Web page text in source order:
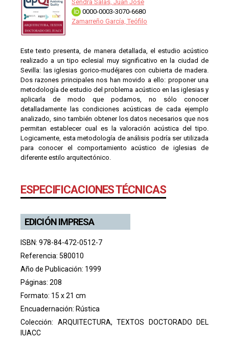
Sendra Salas, Juan José
0000-0003-3070-6680
Zamarreño García, Teófilo
Este texto presenta, de manera detallada, el estudio acústico
realizado a un tipo eclesial muy significativo en la ciudad de
Sevilla: las iglesias gorico-mudéjares con cubierta de madera.
Dos razones principales nos han movido a ello: proponer una
metodología de estudio del problema acústico en las iglesias y
aplicarla de modo que podamos, no sólo conocer
detalladamente las condiciones acústicas de cada ejemplo
analizado, sino también obtener los datos necesarios que nos
permitan establecer cual es la valoración acústica del tipo.
Logicamente, esta metodología de análisis podría ser utilizada
para conocer el comportamiento acústico de iglesias de
diferente estilo arquitectónico.
ESPECIFICACIONES TÉCNICAS
EDICIÓN IMPRESA
ISBN: 978-84-472-0512-7
Referencia: 580010
Año de Publicación: 1999
Páginas: 208
Formato: 15 x 21 cm
Encuadernación: Rústica
Colección: ARQUITECTURA, TEXTOS DOCTORADO DEL
IUACC